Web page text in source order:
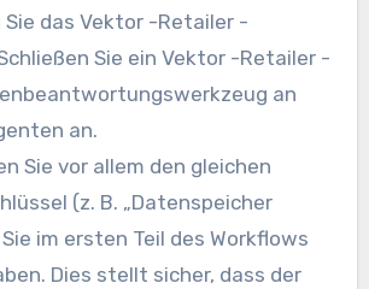
das Vektor -Retailer -
Sie ein Vektor -Retailer -
an
an.
Sie vor allem den gleichen
(z. B. „Datenspeicher
im ersten Teil des Workflows
Dies stellt sicher, dass der